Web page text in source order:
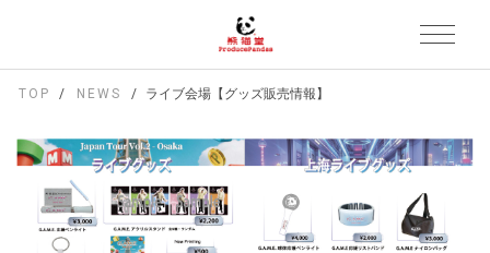
TOP NEWS ライブ会場【グッズ販売情報】